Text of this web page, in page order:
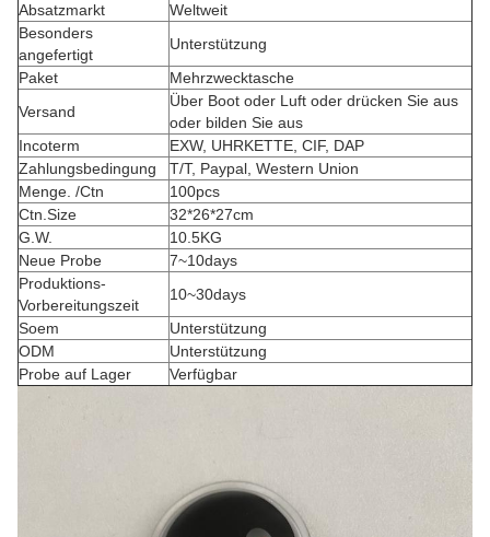
Absatzmarkt
Weltweit
Besonders
angefertigt
Unterstützung
Paket
Mehrzwecktasche
Versand
Über Boot oder Luft oder drücken Sie aus
oder bilden Sie aus
Incoterm
EXW, UHRKETTE, CIF, DAP
Zahlungsbedingung
T/T, Paypal, Western Union
Menge. /Ctn
100pcs
Ctn.Size
32*26*27cm
G.W.
10.5KG
Neue Probe
7~10days
Produktions-
Vorbereitungszeit
10~30days
Soem
Unterstützung
ODM
Unterstützung
Probe auf Lager
Verfügbar